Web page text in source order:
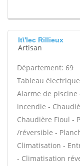
It\'lec Rillieux
Artisan
Département: 69
Tableau
Alarme de piscine
incendie -
Chaudière Fioul -
/réversible -
Climatisation -
- Climatisation